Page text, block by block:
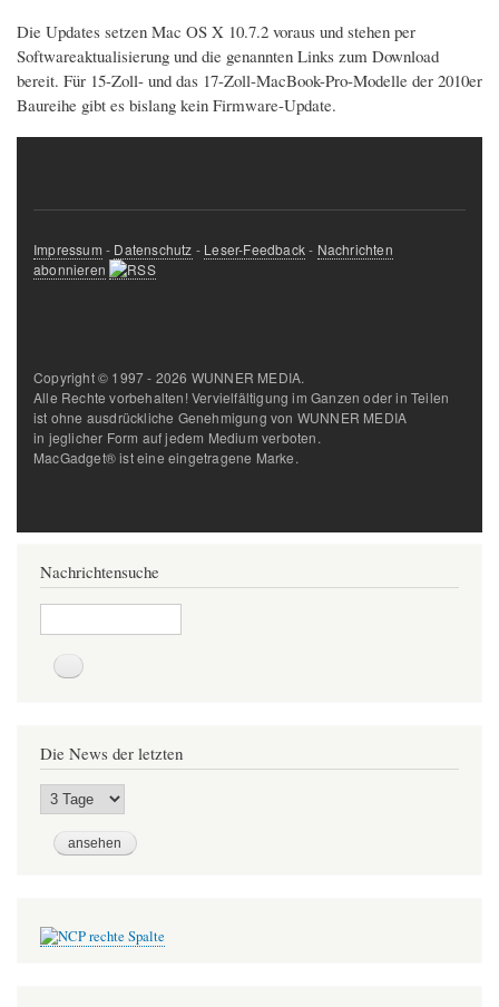
Die Updates setzen Mac OS X 10.7.2 voraus und stehen per
Softwareaktualisierung und die genannten Links zum Download
bereit. Für 15-Zoll- und das 17-Zoll-MacBook-Pro-Modelle der 2010er
Baureihe gibt es bislang kein Firmware-Update.
Impressum - Datenschutz - Leser-Feedback- Nachrichten
abonnieren
Copyright © 1997 - 2026 WUNNER MEDIA.
Alle Rechte vorbehalten! Vervielfältigung im Ganzen oder in Teilen
ist ohne ausdrückliche Genehmigung von WUNNER MEDIA
in jeglicher Form auf jedem Medium verboten.
MacGadget® ist eine eingetragene Marke.
Nachrichtensuche
Suche
Die News der letzten